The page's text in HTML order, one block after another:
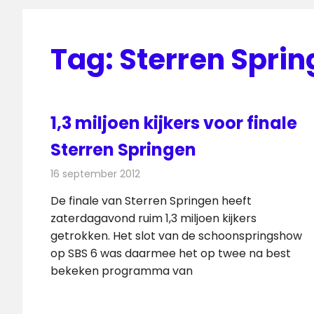
Tag: Sterren
1,3 miljoen kijkers voor finale
Sterren Springen
16 september 2012
De finale van Sterren Springen heeft
zaterdagavond ruim 1,3 miljoen kijkers
getrokken. Het slot van de schoonspringshow
op SBS 6 was daarmee het op twee na best
bekeken programma van